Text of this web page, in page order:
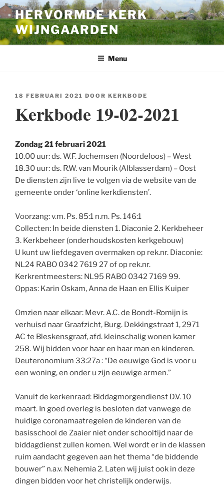
Ga
naar
de
inhoud
HERVORMDE KERK
WIJNGAARDEN
Menu
GEPLAATST
18 FEBRUARI 2021 DOOR KERKBODE
Kerkbode 19-02-2021
Zondag 21 februari 2021
10.00 uur: ds. W.F. Jochemsen (Noordeloos) – West
18.30 uur: ds. R.W. van Mourik (Alblasserdam) – Oost
De diensten zijn live te volgen via de website van de
gemeente onder ‘online kerkdiensten’.
Voorzang: v.m. Ps. 85:1 n.m. Ps. 146:1
Collecten: In beide diensten 1. Diaconie 2. Kerkbeheer
3. Kerkbeheer (onderhoudskosten kerkgebouw)
U kunt uw liefdegaven overmaken op rek.nr. Diaconie:
NL24 RABO 0342 7619 27 of op rek.nr.
Kerkrentmeesters: NL95 RABO 0342 7169 99.
Oppas: Karin Oskam, Anna de Haan en Ellis Kuiper
Omzien naar elkaar: Mevr. A.C. de Bondt-Romijn is
verhuisd naar Graafzicht, Burg. Dekkingstraat 1, 2971
AC te Bleskensgraaf, afd. kleinschalig wonen kamer
258. Wij bidden voor haar en haar man en kinderen.
Deuteronomium 33:27a : “De eeuwige God is voor u
een woning, en onder u zijn eeuwige armen.”
Vanuit de kerkenraad: Biddagmorgendienst D.V. 10
maart. In goed overleg is besloten dat vanwege de
huidige coronamaatregelen de kinderen van de
basisschool de Zaaier niet onder schooltijd naar de
biddagdienst zullen komen. Wel wordt er in de klassen
ruim aandacht gegeven aan het thema “de biddende
bouwer” n.a.v. Nehemia 2. Laten wij juist ook in deze
dingen bidden voor het christelijk onderwijs.